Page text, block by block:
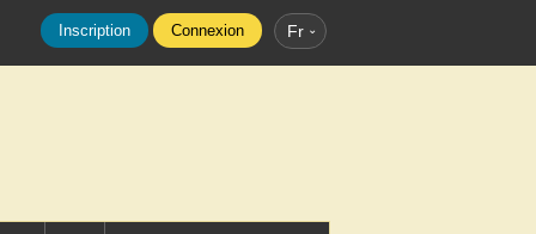
Inscription Connexion Fr